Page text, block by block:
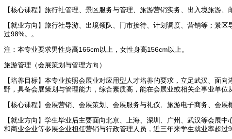
【核心课程】旅行社管理、景区服务与管理、旅游营销实务、出入境旅游
【就业方向】旅行社导游、出境领队、门市接待、计划调度、营销等；景
过98%。。
注：本专业要求男性身高166cm以上，女性身高156cm以上。
旅游管理（会展策划与管理方向）
【培养目标】本专业按照会展业对应用型人才培养的要求，立足武汉、面
野，具备会展策划与管理能力，综合素质高，能在会展业或相关企事业单位
【核心课程】会展营销、会展策划、会展服务与礼仪、旅游电子商务、会
【就业方向】学生毕业后主要面向北京、上海、深圳、广州、武汉等会展
和商业企业等参展企业担任营销与行政管理人员，近三年来学生就业率超过